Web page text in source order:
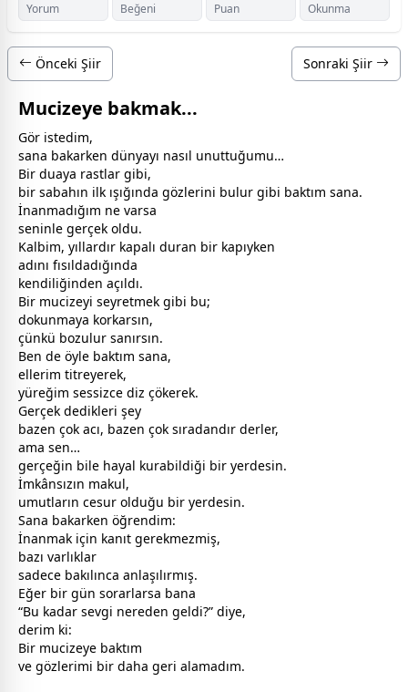
Yorum Beğeni Puan Okunma
Önceki Şiir Sonraki Şiir
Mucizeye bakmak...
Gör istedim,
sana bakarken dünyayı nasıl unuttuğumu…
Bir duaya rastlar gibi,
bir sabahın ilk ışığında gözlerini bulur gibi baktım sana.
İnanmadığım ne varsa
seninle gerçek oldu.
Kalbim, yıllardır kapalı duran bir kapıyken
adını fısıldadığında
kendiliğinden açıldı.
Bir mucizeyi seyretmek gibi bu;
dokunmaya korkarsın,
çünkü bozulur sanırsın.
Ben de öyle baktım sana,
ellerim titreyerek,
yüreğim sessizce diz çökerek.
Gerçek dedikleri şey
bazen çok acı, bazen çok sıradandır derler,
ama sen…
gerçeğin bile hayal kurabildiği bir yerdesin.
İmkânsızın makul,
umutların cesur olduğu bir yerdesin.
Sana bakarken öğrendim:
İnanmak için kanıt gerekmezmiş,
bazı varlıklar
sadece bakılınca anlaşılırmış.
Eğer bir gün sorarlarsa bana
“Bu kadar sevgi nereden geldi?” diye,
derim ki:
Bir mucizeye baktım
ve gözlerimi bir daha geri alamadım.